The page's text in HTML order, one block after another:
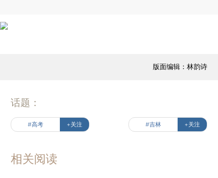
版面编辑：林韵诗
话题：
#高考 +关注 #吉林 +关注
相关阅读